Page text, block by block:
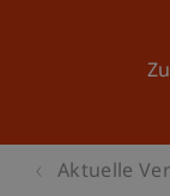
Aktuelle